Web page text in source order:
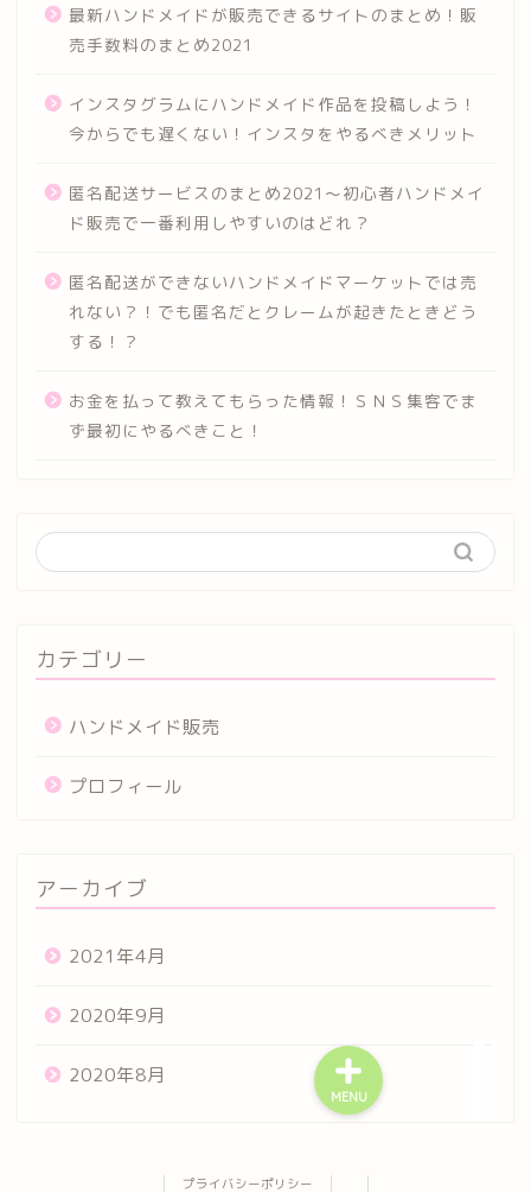
最新ハンドメイドが販売できるサイトのまとめ！販
売手数料のまとめ2021
インスタグラムにハンドメイド作品を投稿しよう！
今からでも遅くない！インスタをやるべきメリット
匿名配送サービスのまとめ2021～初心者ハンドメイ
ド販売で一番利用しやすいのはどれ？
匿名配送ができないハンドメイドマーケットでは売
れない？！でも匿名だとクレームが起きたときどう
する！？
お金を払って教えてもらった情報！ＳＮＳ集客でま
ず最初にやるべきこと！
カテゴリー
ハンドメイド販売
プロフィール
アーカイブ
2021年4月
2020年9月
2020年8月
プライバシーポリシー
MENU